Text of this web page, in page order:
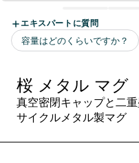
桜 メタル マグ
真空密閉キャップと二
サイクルメタル製マグ